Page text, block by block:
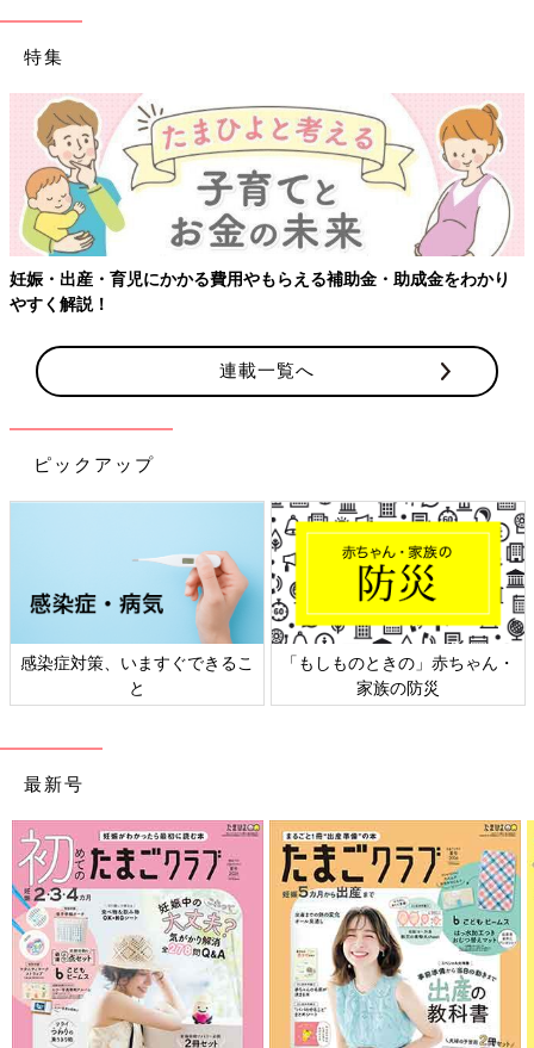
特集
【ワクチン接種できるものも】妊婦の感染症対策、知っておい
連載一覧へ
ピックアップ
ん・
日本外来小児科学会リーフレッ
六星占術 細木かおりさん
相談
最新号